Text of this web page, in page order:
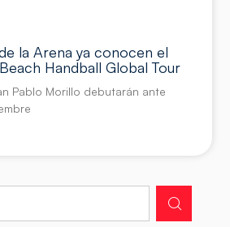
la Arena ya conocen el
Handball Global Tour
Pablo Morillo debutarán ante